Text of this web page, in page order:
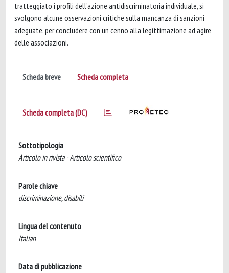
tratteggiato i profili dell’azione antidiscriminatoria individuale, si
svolgono alcune osservazioni critiche sulla mancanza di sanzioni
adeguate, per concludere con un cenno alla legittimazione ad agire
delle associazioni.
Scheda breve Scheda completa
Scheda completa (DC)
Sottotipologia
Articolo in rivista - Articolo scientifico
Parole chiave
discriminazione, disabili
Lingua del contenuto
Italian
Data di pubblicazione